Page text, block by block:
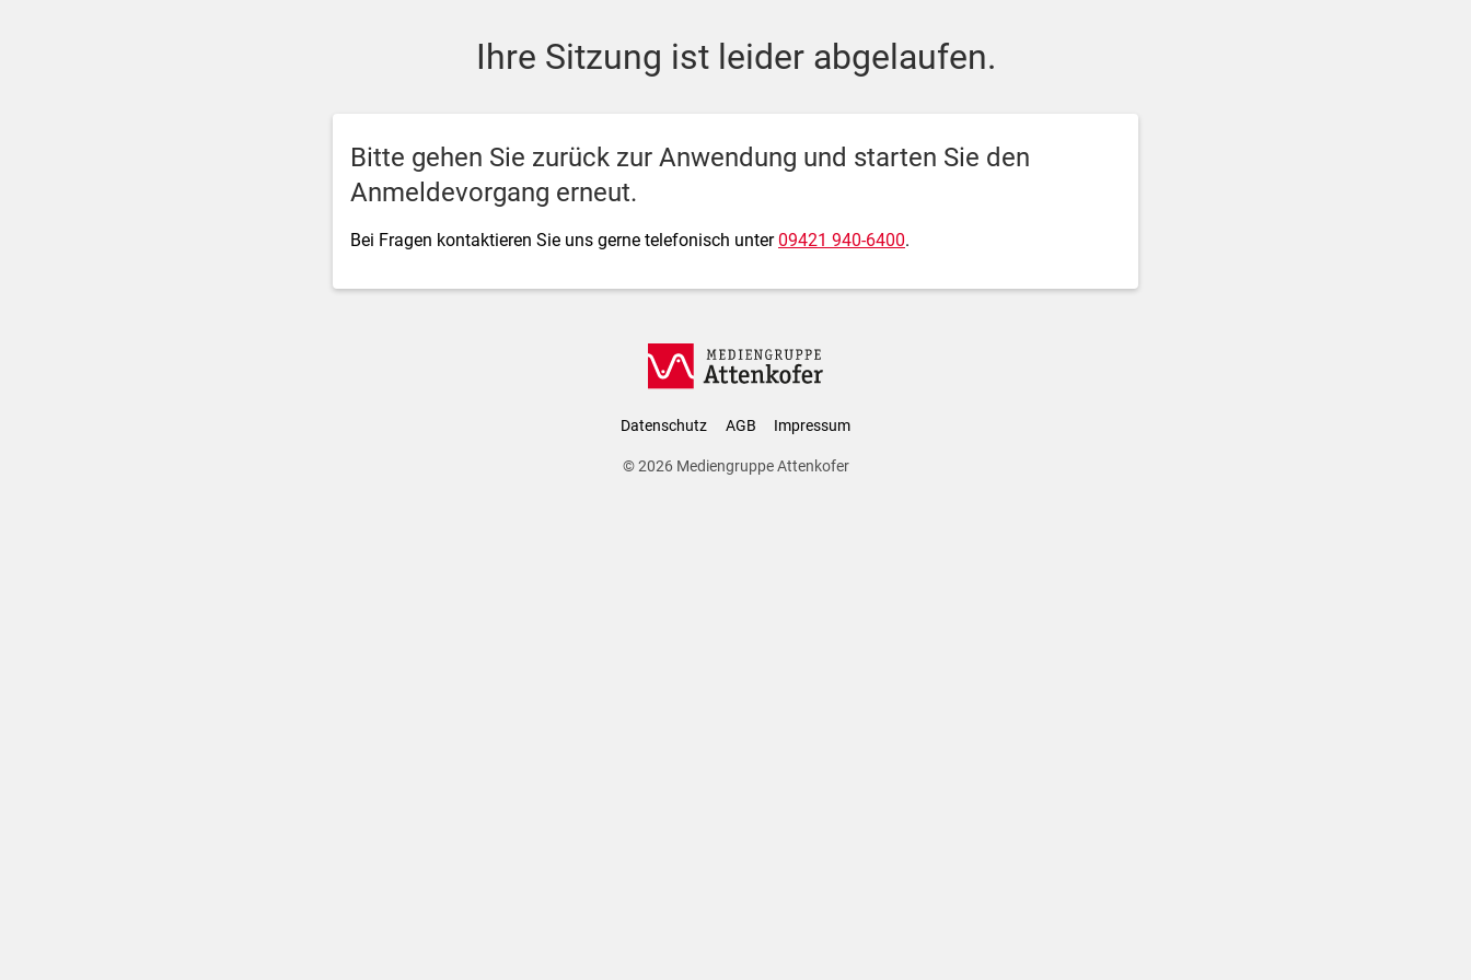
SSO Single-Sign-On der Mediengruppe Attenkofer
Ihre Sitzung ist leider abgelaufen.
Bitte gehen Sie zurück zur Anwendung und starten Sie den
Anmeldevorgang erneut.
Bei Fragen kontaktieren Sie uns gerne telefonisch unter09421 940-6400.
Datenschutz AGB Impressum
© 2026 Mediengruppe Attenkofer